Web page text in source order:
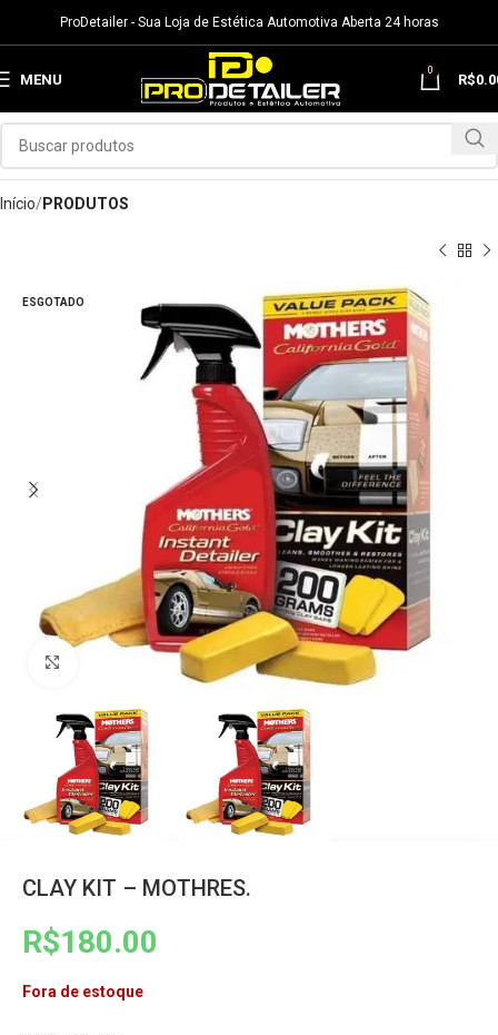
ProDetailer - Sua Loja de Estética Automotiva Aberta 24 horas
MENU
0
R$
Início PRODUTOS
ESGOTADO
Clique para ampliar
CLAY KIT – MOTHRES.
R$180.00
Fora de estoque